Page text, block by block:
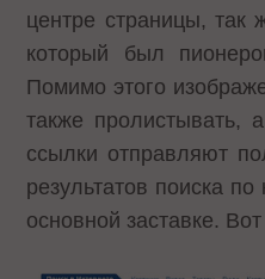
центре страницы, так
который был
Помимо этого
также пролистывать,
ссылки отправляют
результатов поиска
основной заставке.